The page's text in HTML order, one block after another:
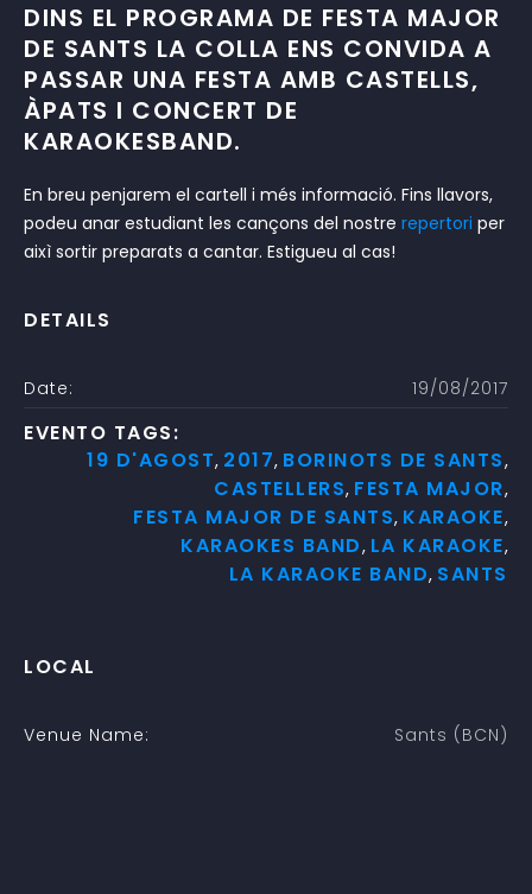
DINS EL PROGRAMA DE FESTA MAJOR
DE SANTS LA COLLA ENS CONVIDA A
PASSAR UNA FESTA AMB CASTELLS,
ÀPATS I CONCERT DE
KARAOKESBAND.
En breu penjarem el cartell i més informació. Fins llavors,
podeu anar estudiant les cançons del nostre repertori per
aixì sortir preparats a cantar. Estigueu al cas!
DETAILS
Date: 19/08/2017
EVENTO TAGS:
19 D'AGOST, 2017, BORINOTS DE SANTS,
CASTELLERS, FESTA MAJOR,
FESTA MAJOR DE SANTS, KARAOKE,
KARAOKES BAND, LA KARAOKE,
LA KARAOKE BAND, SANTS
LOCAL
Venue Name: Sants (BCN)